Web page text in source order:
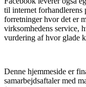
til internet forhandlerens
forretninger hvor det er
virksomhedens service,
vurdering af hvor glade
Denne hjemmeside er
samarbejdsaftaler med